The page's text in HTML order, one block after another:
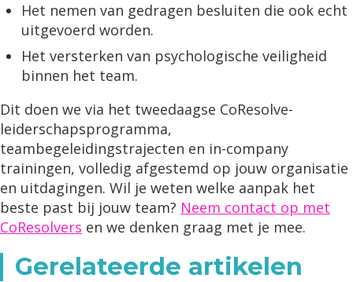
Het nemen van gedragen besluiten die ook echt
uitgevoerd worden.
Het versterken van psychologische veiligheid
binnen het team.
Dit doen we via het tweedaagse CoResolve-
leiderschapsprogramma,
teambegeleidingstrajecten en in-company
trainingen, volledig afgestemd op jouw organisatie
en uitdagingen. Wil je weten welke aanpak het
beste past bij jouw team? Neem contact op met
CoResolvers en we denken graag met je mee.
Gerelateerde artikelen